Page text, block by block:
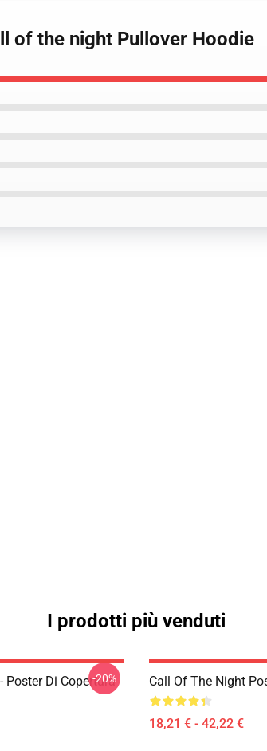
of the night Pullover Hoodie
I prodotti più venduti
Poster Di Copertura
-20% Call Of The Night
18,21 € - 42,22 €